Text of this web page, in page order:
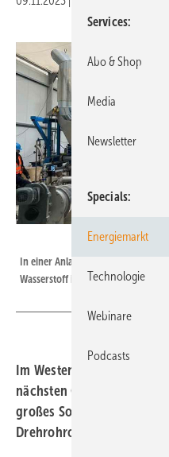
In einer Anlage in Lingen wird die
Wasserstoff im kleinen Maßstab
Im Westen Namibias
nächsten Generation. Die
großes Solarkraftwerk, ein
Drehrohrofen, aus dem
Services
Abo & Shop
Media
Newsletter
Specials
Energiemarkt
Technologie
Webinare
Podcasts